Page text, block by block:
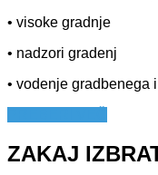
• visoke gradnje
• nadzori gradenj
• vodenje gradbenega
ZAKAJ